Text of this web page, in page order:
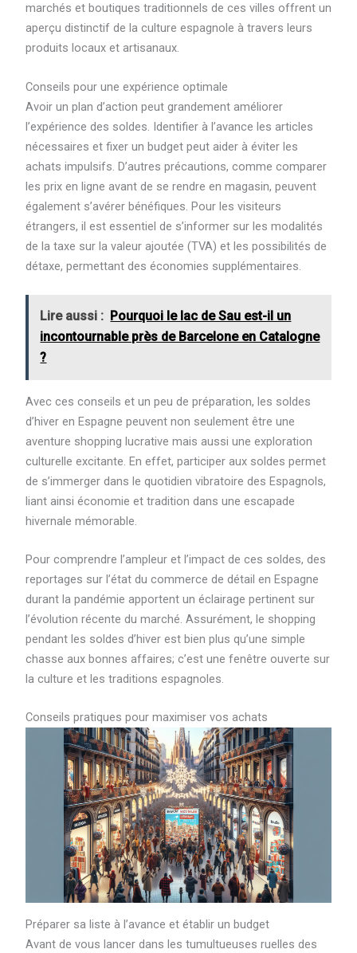
marchés et boutiques traditionnels de ces villes offrent un
aperçu distinctif de la culture espagnole à travers leurs
produits locaux et artisanaux.
Conseils pour une expérience optimale
Avoir un plan d’action peut grandement améliorer
l’expérience des soldes. Identifier à l’avance les articles
nécessaires et fixer un budget peut aider à éviter les
achats impulsifs. D’autres précautions, comme comparer
les prix en ligne avant de se rendre en magasin, peuvent
également s’avérer bénéfiques. Pour les visiteurs
étrangers, il est essentiel de s’informer sur les modalités
de la taxe sur la valeur ajoutée (TVA) et les possibilités de
détaxe, permettant des économies supplémentaires.
Lire aussi : Pourquoi le lac de Sau est-il un
incontournable près de Barcelone en Catalogne
?
Avec ces conseils et un peu de préparation, les soldes
d’hiver en Espagne peuvent non seulement être une
aventure shopping lucrative mais aussi une exploration
culturelle excitante. En effet, participer aux soldes permet
de s’immerger dans le quotidien vibratoire des Espagnols,
liant ainsi économie et tradition dans une escapade
hivernale mémorable.
Pour comprendre l’ampleur et l’impact de ces soldes, des
reportages sur l’état du commerce de détail en Espagne
durant la pandémie apportent un éclairage pertinent sur
l’évolution récente du marché. Assurément, le shopping
pendant les soldes d’hiver est bien plus qu’une simple
chasse aux bonnes affaires; c’est une fenêtre ouverte sur
la culture et les traditions espagnoles.
Conseils pratiques pour maximiser vos achats
Préparer sa liste à l’avance et établir un budget
Avant de vous lancer dans les tumultueuses ruelles des